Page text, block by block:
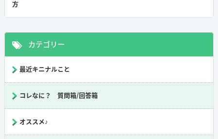
方
カテゴリー
最近キニナルこと
コレなに？ 質問箱/回答箱
オススメ♪